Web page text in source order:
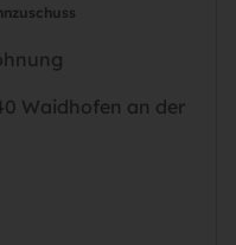
Waidhofen an der